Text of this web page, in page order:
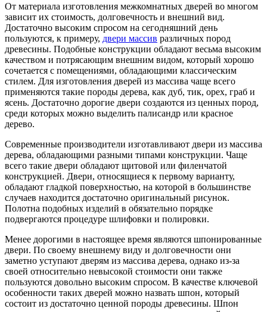
От материала изготовления межкомнатных дверей во многом
зависит их стоимость, долговечность и внешний вид.
Достаточно высоким спросом на сегодняшний день
пользуются, к примеру, двери массив различных пород
древесины. Подобные конструкции обладают весьма высоким
качеством и потрясающим внешним видом, который хорошо
сочетается с помещениями, обладающими классическим
стилем. Для изготовления дверей из массива чаще всего
применяются такие породы дерева, как дуб, тик, орех, граб и
ясень. Достаточно дорогие двери создаются из ценных пород,
среди которых можно выделить палисандр или красное
дерево.
Современные производители изготавливают двери из массива
дерева, обладающими разными типами конструкции. Чаще
всего такие двери обладают щитовой или филенчатой
конструкцией. Двери, относящиеся к первому варианту,
обладают гладкой поверхностью, на которой в большинстве
случаев находится достаточно оригинальный рисунок.
Полотна подобных изделий в обязательно порядке
подвергаются процедуре шлифовки и полировки.
Менее дорогими в настоящее время являются шпонированные
двери. По своему внешнему виду и долговечности они
заметно уступают дверям из массива дерева, однако из-за
своей относительно невысокой стоимости они также
пользуются довольно высоким спросом. В качестве ключевой
особенности таких дверей можно назвать шпон, который
состоит из достаточно ценной породы древесины. Шпон